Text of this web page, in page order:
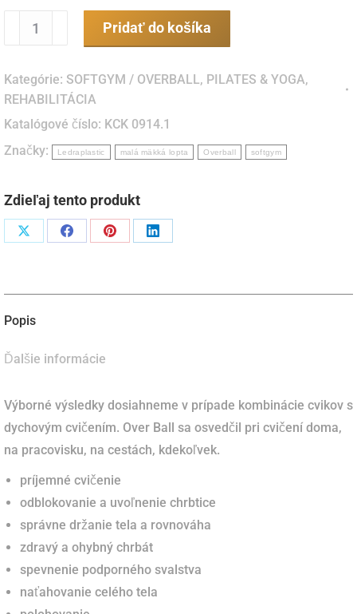
množstvo
SOFTGYM
OVERBALL
23
cm
červený
(Italy)
Pridať do košíka
Kategórie: SOFTGYM / OVERBALL, PILATES & YOGA,
REHABILITÁCIA
Katalógové číslo: KCK 0914.1
Značky:
Ledraplastic malá mäkká lopta Overball softgym
Zdieľaj tento produkt
Podiel Podiel Podiel Podiel
Popis
Ďalšie informácie
Výborné výsledky dosiahneme v prípade kombinácie cvikov s
dychovým cvičením. Over Ball sa osvedčil pri cvičení doma,
na pracovisku, na cestách, kdekoľvek.
príjemné cvičenie
odblokovanie a uvoľnenie chrbtice
správne držanie tela a rovnováha
zdravý a ohybný chrbát
spevnenie podporného svalstva
naťahovanie celého tela